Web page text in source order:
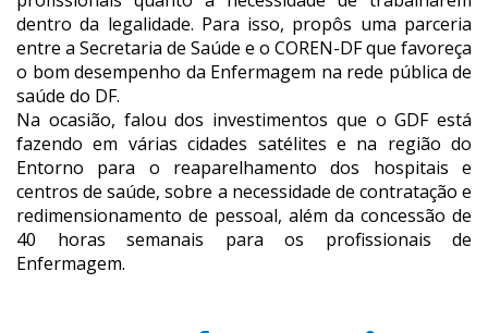
dentro da legalidade. Para isso, propôs uma parceria
entre a Secretaria de Saúde e o COREN-DF que favoreça
o bom desempenho da Enfermagem na rede pública de
saúde do DF.
Na ocasião, falou dos investimentos que o GDF está
fazendo em várias cidades satélites e na região do
Entorno para o reaparelhamento dos hospitais e
centros de saúde, sobre a necessidade de contratação e
redimensionamento de pessoal, além da concessão de
40 horas semanais para os profissionais de
Enfermagem.